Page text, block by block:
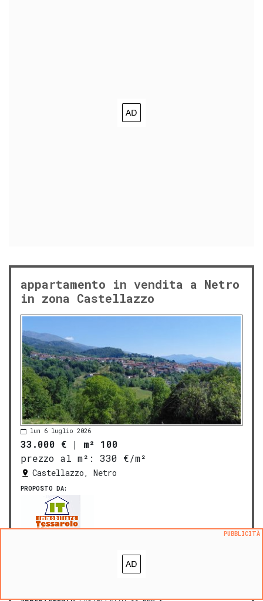
appartamento in vendita a Netro
in zona Castellazzo
lun 6 luglio 2026
33.000 € | m² 100
prezzo al m²:
330 €/m²
Castellazzo, Netro
PROPOSTO DA:
PUBBLICITÀ